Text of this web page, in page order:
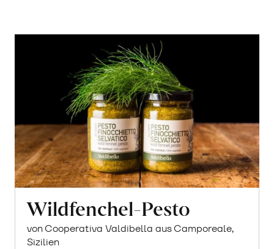
Wildfenchel-Pesto
von Cooperativa Valdibella aus Camporeale,
Sizilien